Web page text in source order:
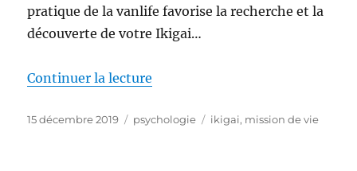
pratique de la vanlife favorise la recherche et la
découverte de votre Ikigai…
Continuer la lecture
Publié
15 décembre 2019 Catégories
psychologie Étiquettes
ikigai, mission de vie